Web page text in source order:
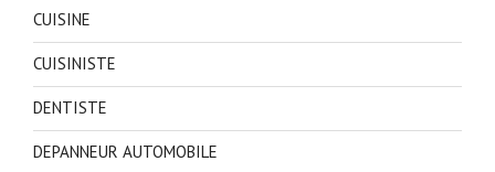
CUISINE
CUISINISTE
DENTISTE
DEPANNEUR AUTOMOBILE